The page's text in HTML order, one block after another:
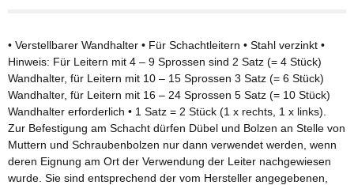
• Verstellbarer Wandhalter • Für Schachtleitern • Stahl verzinkt •
Hinweis: Für Leitern mit 4 – 9 Sprossen sind 2 Satz (= 4 Stück)
Wandhalter, für Leitern mit 10 – 15 Sprossen 3 Satz (= 6 Stück)
Wandhalter, für Leitern mit 16 – 24 Sprossen 5 Satz (= 10 Stück)
Wandhalter erforderlich • 1 Satz = 2 Stück (1 x rechts, 1 x links).
Zur Befestigung am Schacht dürfen Dübel und Bolzen an Stelle von
Muttern und Schraubenbolzen nur dann verwendet werden, wenn
deren Eignung am Ort der Verwendung der Leiter nachgewiesen
wurde. Sie sind entsprechend der vom Hersteller angegebenen,